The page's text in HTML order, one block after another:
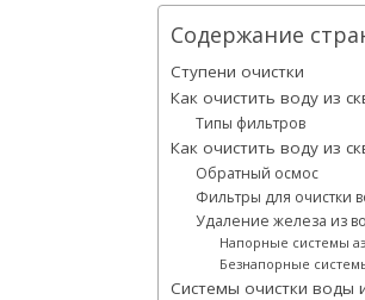
Содержание
Ступени очистки
Как очистить воду из
Типы фильтров
Как очистить воду из
Обратный осмос
Фильтры для очистки
Удаление железа из
Напорные системы
Безнапорные
Системы очистки воды